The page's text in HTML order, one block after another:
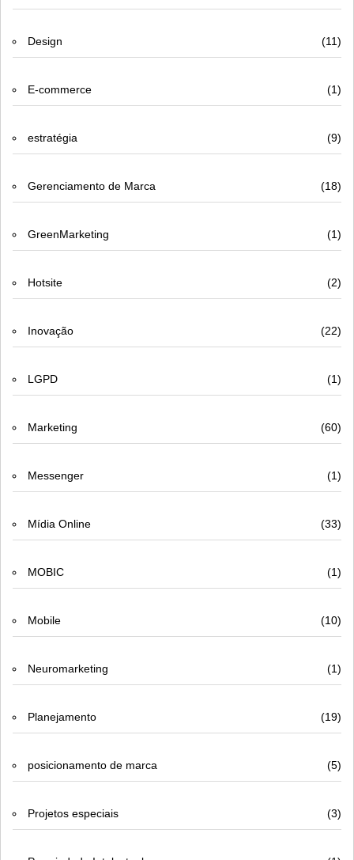
Design (11)
E-commerce (1)
estratégia (9)
Gerenciamento de Marca (18)
GreenMarketing (1)
Hotsite (2)
Inovação (22)
LGPD (1)
Marketing (60)
Messenger (1)
Mídia Online (33)
MOBIC (1)
Mobile (10)
Neuromarketing (1)
Planejamento (19)
posicionamento de marca (5)
Projetos especiais (3)